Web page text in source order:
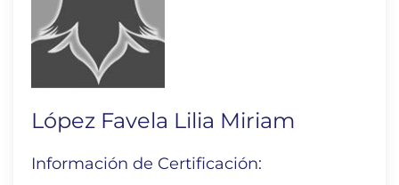
López Favela Lilia Miriam
Información de Certificación: